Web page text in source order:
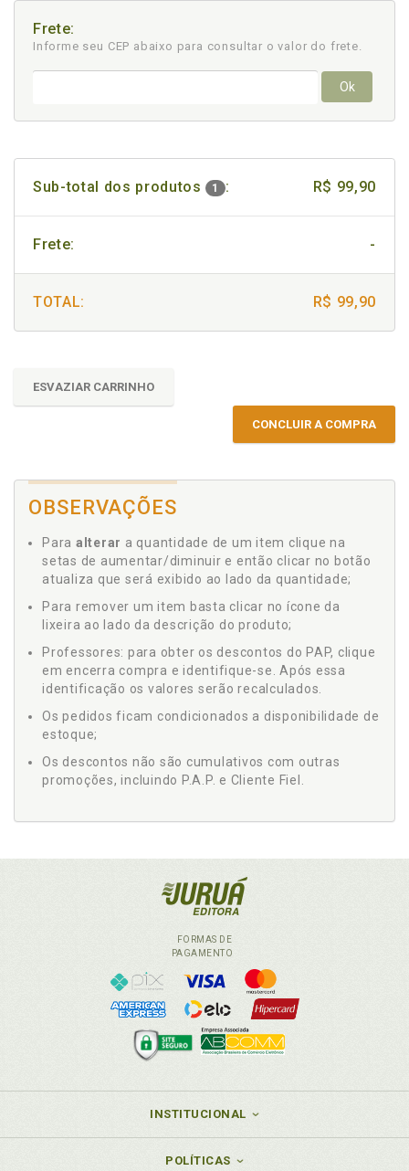
Frete:
Informe seu CEP abaixo para consultar o valor do frete.
Ok
Sub-total dos produtos 1 : R$ 99,90
Frete: -
TOTAL: R$ 99,90
ESVAZIAR CARRINHO
CONCLUIR A COMPRA
OBSERVAÇÕES
Para alterar a quantidade de um item clique na
setas de aumentar/diminuir e então clicar no botão
atualiza que será exibido ao lado da quantidade;
Para remover um item basta clicar no ícone da
lixeira ao lado da descrição do produto;
Professores: para obter os descontos do PAP, clique
em encerra compra e identifique-se. Após essa
identificação os valores serão recalculados.
Os pedidos ficam condicionados a disponibilidade de
estoque;
Os descontos não são cumulativos com outras
promoções, incluindo P.A.P. e Cliente Fiel.
FORMAS DE
PAGAMENTO
INSTITUCIONAL
POLÍTICAS